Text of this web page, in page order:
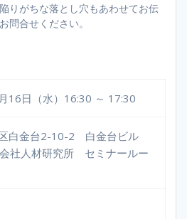
りがちな落とし穴もあわせてお伝
問合せください。
16日（水）16:30 ～ 17:30
白金台2-10-2 白金台ビル
社人材研究所 セミナールー